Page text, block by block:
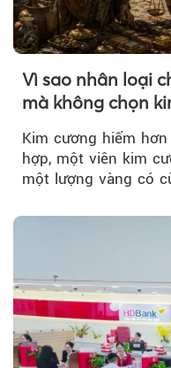
Vì sao nhân loại
mà không chọn
Kim cương hiếm
hợp, một viên kim
một lượng vàng có